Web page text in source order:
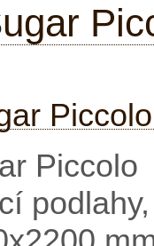
Piccolo